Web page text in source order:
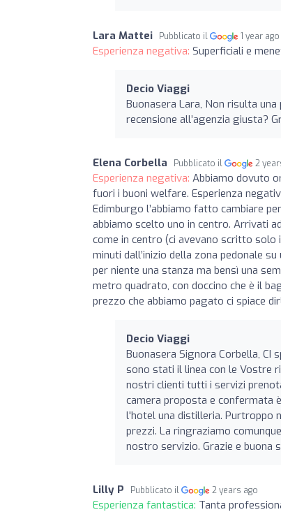
Lara Mattei Pubblicato il 1 year ago
Esperienza negativa: Superficiali e
Decio Viaggi
Buonasera Lara, Non risulta
recensione all’agenzia giusta?
Elena Corbella Pubblicato il 2
Esperienza negativa: Abbiamo dovuto
fuori i buoni welfare. Esperienza
Edimburgo l’abbiamo fatto cambiare
abbiamo scelto uno in centro. Arrivati
come in centro (ci avevano scritto solo
minuti dall’inizio della zona pedonale
per niente una stanza ma bensì una
metro quadrato, con doccino che è il
prezzo che abbiamo pagato ci spiace
Decio Viaggi
Buonasera Signora Corbella,
sono stati il linea con le Vostre
nostri clienti tutti i servizi
camera proposta e confermata
l'hotel una distilleria. Purtroppo
prezzi. La ringraziamo
nostro servizio. Grazie e buona
Lilly P Pubblicato il 2 years ago
Esperienza fantastica: Tanta